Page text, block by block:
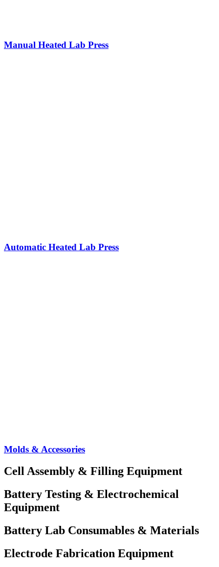
Manual Heated Lab Press
Automatic Heated Lab Press
Molds & Accessories
Cell Assembly & Filling Equipment
Battery Testing & Electrochemical
Equipment
Battery Lab Consumables & Materials
Electrode Fabrication Equipment